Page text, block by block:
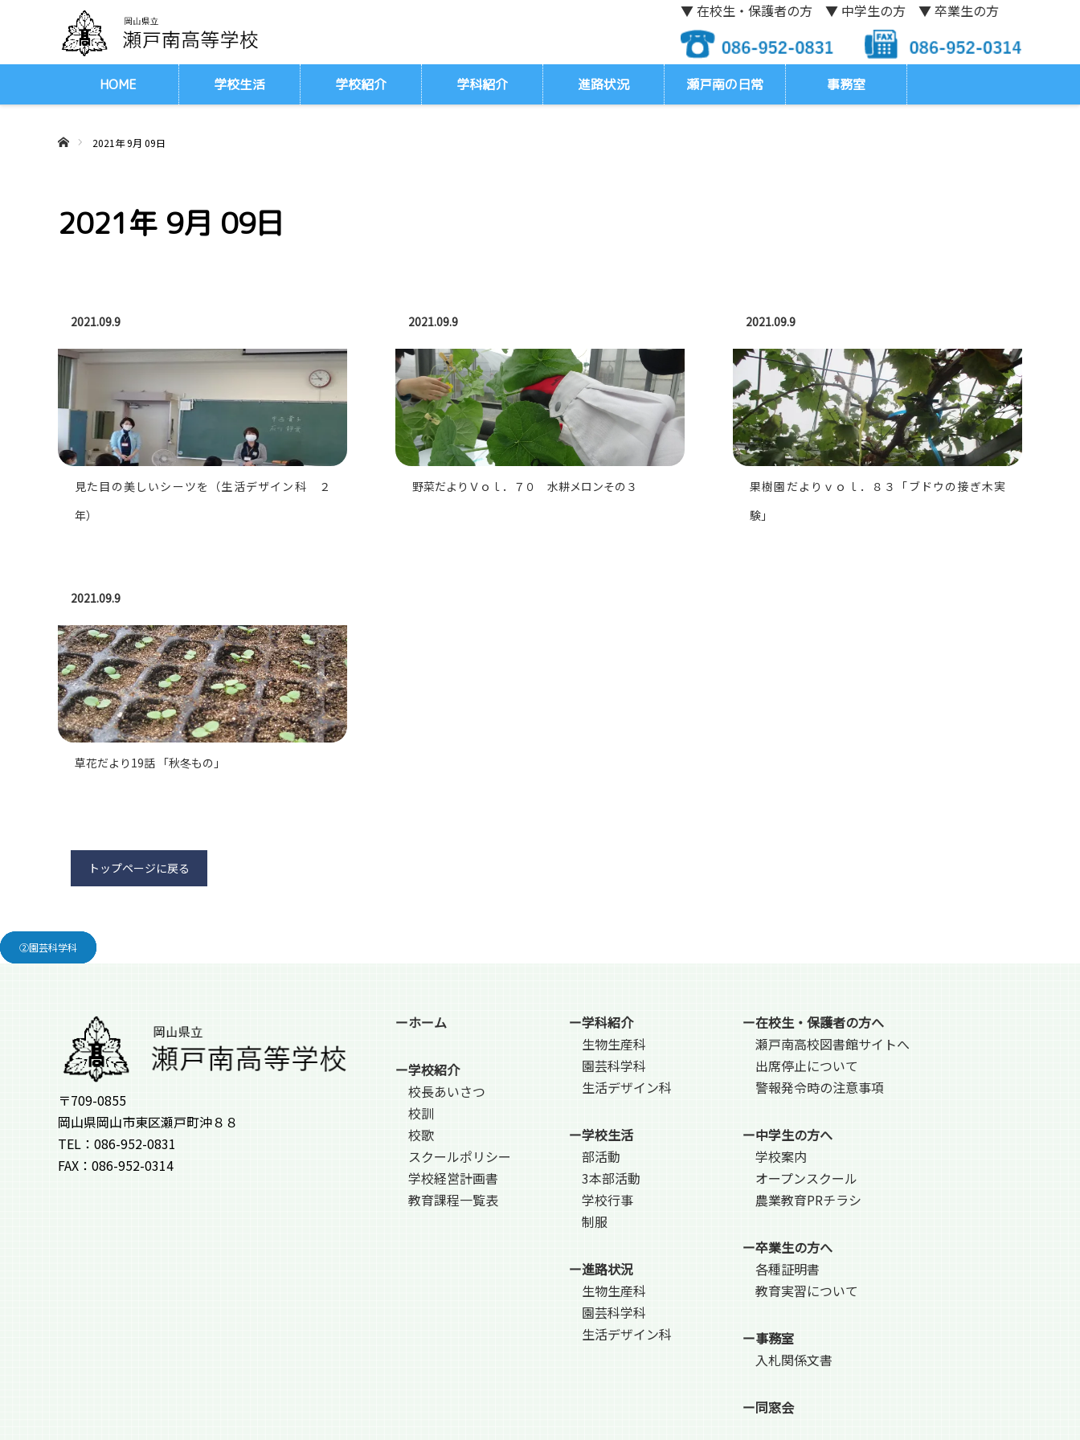
▼ 在校生・保護者の方 ▼ 中学生の方 ▼ 卒業生の方
HOME 学校生活 学校紹介 学科紹介 進路状況 瀬戸南の日常 事務室
2021年 9月 09日
2021年 9月 09日
2021.09.9
見た目の美しいシーツを（生活デザイン科 ２
年）
③生活デザイン科
2021.09.9
野菜だよりＶｏｌ．７０ 水耕メロンその３
②園芸科学科
2021.09.9
果樹園だよりｖｏｌ．８３「ブドウの接ぎ木実
験」
②園芸科学科
2021.09.9
草花だより19話 「秋冬もの」
②園芸科学科
トップページに戻る
〒709-0855
岡山県岡山市東区瀬戸町沖８８
TEL：086-952-0831
FAX：086-952-0314
ーホーム
ー学校紹介
校長あいさつ
校訓
校歌
スクールポリシー
学校経営計画書
教育課程一覧表
ー学科紹介
生物生産科
園芸科学科
生活デザイン科
ー学校生活
部活動
3本部活動
学校行事
制服
ー進路状況
生物生産科
園芸科学科
生活デザイン科
ー在校生・保護者の方へ
瀬戸南高校図書館サイトへ
出席停止について
警報発令時の注意事項
ー中学生の方へ
学校案内
オープンスクール
農業教育PRチラシ
ー卒業生の方へ
各種証明書
教育実習について
ー事務室
入札関係文書
ー同窓会